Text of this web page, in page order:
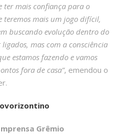
ter mais confiança para o
teremos mais um jogo difícil,
buscando evolução dentro do
mas com a consciência
estamos fazendo e vamos
fora de casa”, emendou o
Grêmio